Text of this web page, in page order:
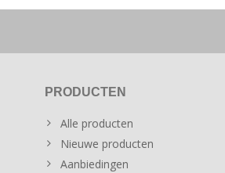
PRODUCTEN
Alle producten
Nieuwe producten
Aanbiedingen